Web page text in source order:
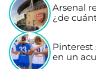
Arsenal
¿de
Pinterest
en un